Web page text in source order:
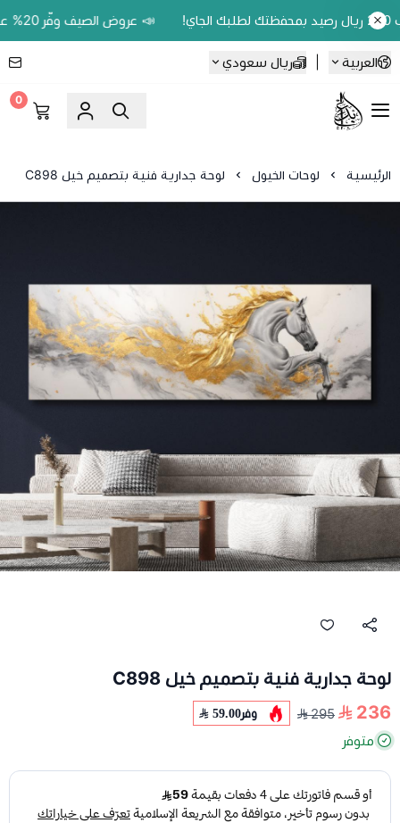
📣 عروض الصيف وفّر 20% على اللوحات الحين.. واكسب 200 ريال رصيد بمحفظتك لطلبك الجاي!
العربية ريال سعودي
Ebbdaa art
0
الرئيسية لوحات الخيول لوحة جدارية فنية بتصميم خيل C898
لوحة جدارية فنية بتصميم خيل C898
236
295 وفر59.00
متوفر